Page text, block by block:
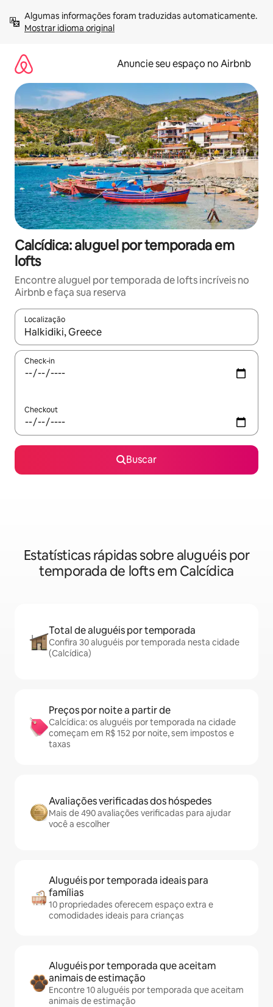
para
Mostrar idioma original
Anuncie seu espaço no Airbnb
Calcídica: aluguel por temporada em
lofts
Encontre aluguel por temporada de lofts incríveis no
Airbnb e faça sua reserva
Localização
Quando os resultados estiverem disponíveis, explore-os
Check-in
Checkout
Buscar
Estatísticas rápidas sobre aluguéis por
temporada de lofts em Calcídica
Total de aluguéis por temporada
Confira 30 aluguéis por temporada nesta cidade
(Calcídica)
Preços por noite a partir de
Calcídica: os aluguéis por temporada na cidade
começam em R$ 152 por noite, sem impostos e
taxas
Avaliações verificadas dos hóspedes
Mais de 490 avaliações verificadas para ajudar
você a escolher
Aluguéis por temporada ideais para
famílias
10 propriedades oferecem espaço extra e
comodidades ideais para crianças
Aluguéis por temporada que aceitam
animais de estimação
Encontre 10 aluguéis por temporada que aceitam
animais de estimação